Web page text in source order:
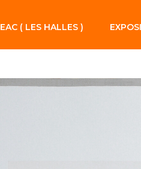
EAC ( LES HALLES )